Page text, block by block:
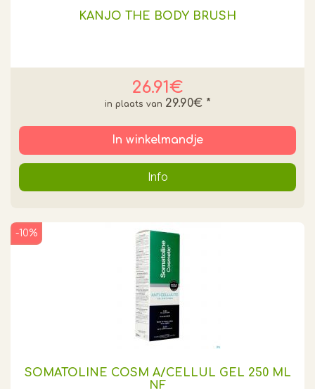
KANJO THE BODY BRUSH
26.91€
29.90€ *
In winkelmandje
Info
SOMATOLINE COSM A/CELLUL GEL 250 ML
NF
-10%